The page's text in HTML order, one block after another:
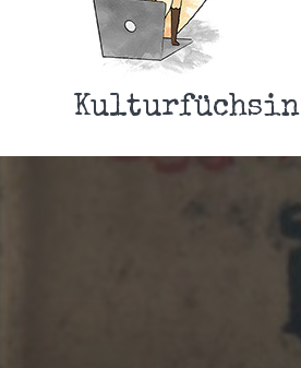
Kulturfüchsin